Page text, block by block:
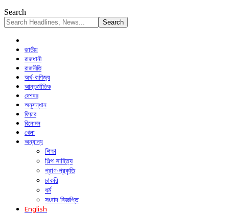
Search
জাতীয়
রাজধানী
রাজনীতি
অর্থ-বাণিজ্য
আন্তর্জাতিক
দেশঘর
অনুসন্ধান
ফিচার
বিনোদন
খেলা
অন্যান্য
শিক্ষা
শিল্প সাহিত্য
প্রাণ-প্রকৃতি
চাকরি
ধর্ম
সংবাদ বিজ্ঞপ্তি
English